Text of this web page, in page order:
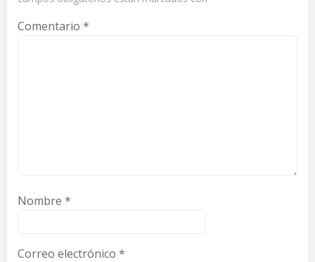
Comentario *
Nombre *
Correo electrónico *